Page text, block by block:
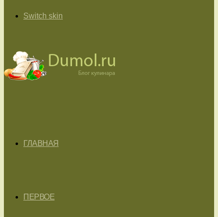
Switch skin
ГЛАВНАЯ
ПЕРВОЕ